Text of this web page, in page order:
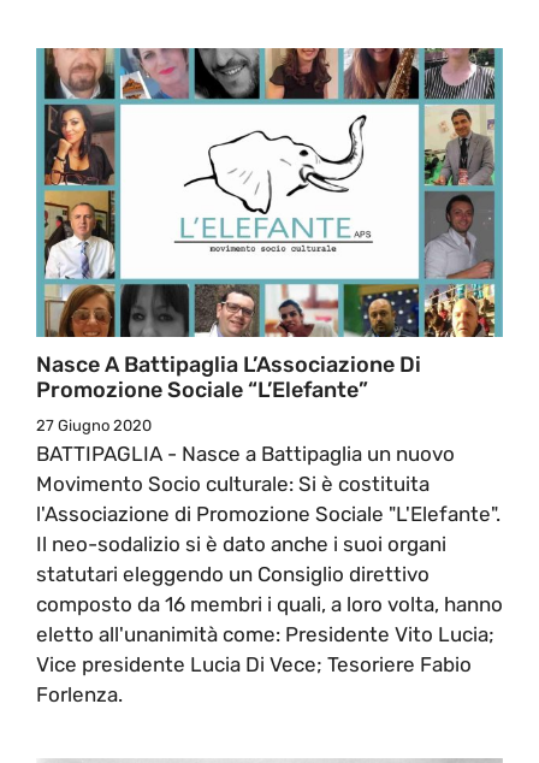
Nasce A Battipaglia L’Associazione Di
Promozione Sociale “L’Elefante”
27 Giugno 2020
BATTIPAGLIA - Nasce a Battipaglia un nuovo
Movimento Socio culturale: Si è costituita
l'Associazione di Promozione Sociale "L'Elefante".
Il neo-sodalizio si è dato anche i suoi organi
statutari eleggendo un Consiglio direttivo
composto da 16 membri i quali, a loro volta, hanno
eletto all'unanimità come: Presidente Vito Lucia;
Vice presidente Lucia Di Vece; Tesoriere Fabio
Forlenza.